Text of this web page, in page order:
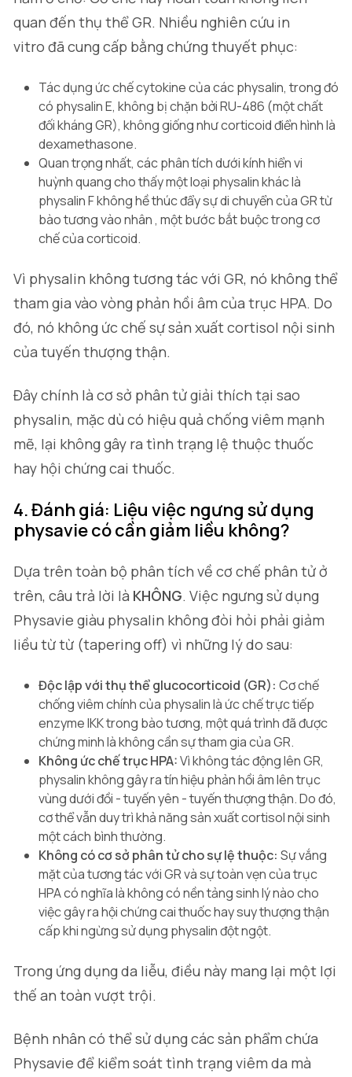
quan đến thụ thể GR. Nhiều nghiên cứu in
vitro đã cung cấp bằng chứng thuyết phục:
Tác dụng ức chế cytokine của các physalin, trong đó
có physalin E, không bị chặn bởi RU-486 (một chất
đối kháng GR), không giống như corticoid điển hình là
dexamethasone.
Quan trọng nhất, các phân tích dưới kính hiển vi
huỳnh quang cho thấy một loại physalin khác là
physalin F không hề thúc đẩy sự di chuyển của GR từ
bào tương vào nhân , một bước bắt buộc trong cơ
chế của corticoid.
Vì physalin không tương tác với GR, nó không thể
tham gia vào vòng phản hồi âm của trục HPA. Do
đó, nó không ức chế sự sản xuất cortisol nội sinh
của tuyến thượng thận.
Đây chính là cơ sở phân tử giải thích tại sao
physalin, mặc dù có hiệu quả chống viêm mạnh
mẽ, lại không gây ra tình trạng lệ thuộc thuốc
hay hội chứng cai thuốc.
4. Đánh giá: Liệu việc ngưng sử dụng
physavie có cần giảm liều không?
Dựa trên toàn bộ phân tích về cơ chế phân tử ở
trên, câu trả lời là KHÔNG. Việc ngưng sử dụng
Physavie giàu physalin không đòi hỏi phải giảm
liều từ từ (tapering off) vì những lý do sau:
Độc lập với thụ thể glucocorticoid (GR): Cơ chế
chống viêm chính của physalin là ức chế trực tiếp
enzyme IKK trong bào tương, một quá trình đã được
chứng minh là không cần sự tham gia của GR.
Không ức chế trục HPA:Vì không tác động lên GR,
physalin không gây ra tín hiệu phản hồi âm lên trục
vùng dưới đồi - tuyến yên - tuyến thượng thận. Do đó,
cơ thể vẫn duy trì khả năng sản xuất cortisol nội sinh
một cách bình thường.
Không có cơ sở phân tử cho sự lệ thuộc: Sự vắng
mặt của tương tác với GR và sự toàn vẹn của trục
HPA có nghĩa là không có nền tảng sinh lý nào cho
việc gây ra hội chứng cai thuốc hay suy thượng thận
cấp khi ngừng sử dụng physalin đột ngột.
Trong ứng dụng da liễu, điều này mang lại một lợi
thế an toàn vượt trội.
Bệnh nhân có thể sử dụng các sản phẩm chứa
Physavie để kiểm soát tình trạng viêm da mà